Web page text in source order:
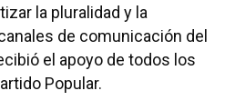
la pluralidad y la
de comunicación del
el apoyo de todos los
Popular.